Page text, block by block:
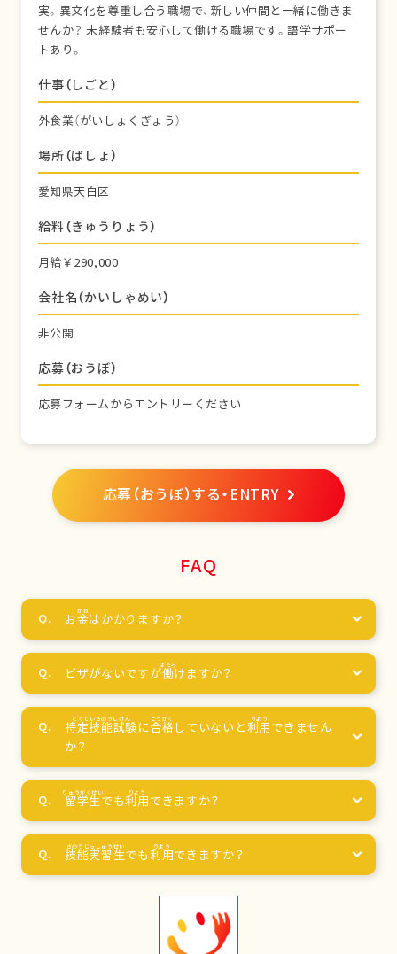
実。異文化を尊重し合う職場で、新しい仲間と一緒に働きま
せんか？ 未経験者も安心して働ける職場です。語学サポー
トあり。
仕事（しごと）
外食業（がいしょくぎょう）
場所（ばしょ）
愛知県天白区
給料（きゅうりょう）
月給￥290,000
会社名（かいしゃめい）
非公開
応募（おうぼ）
応募フォームからエントリーください
応募（おうぼ）する・ENTRY
FAQ
お金はかかりますか？
ビザがないですが働けますか？
特定技能試験に合格 していないと利用 できません
か？
留学生でも利用 できますか？
技能実習生でも利用できますか？